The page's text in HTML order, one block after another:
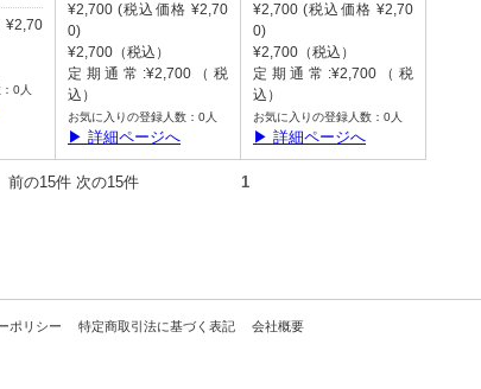
¥2,70
0人
¥2,700 (税込価格 ¥2,70
0)
¥2,700（税込）
定期通常:¥2,700（税
込）
お気に入りの登録人数：0人
▶ 詳細ページへ
¥2,700 (税込価格 ¥2,70
0)
¥2,700（税込）
定期通常:¥2,700（税
込）
お気に入りの登録人数：0人
▶ 詳細ページへ
件） 前の15件 次の15件 1
ポリシー 特定商取引法に基づく表記
会社概要